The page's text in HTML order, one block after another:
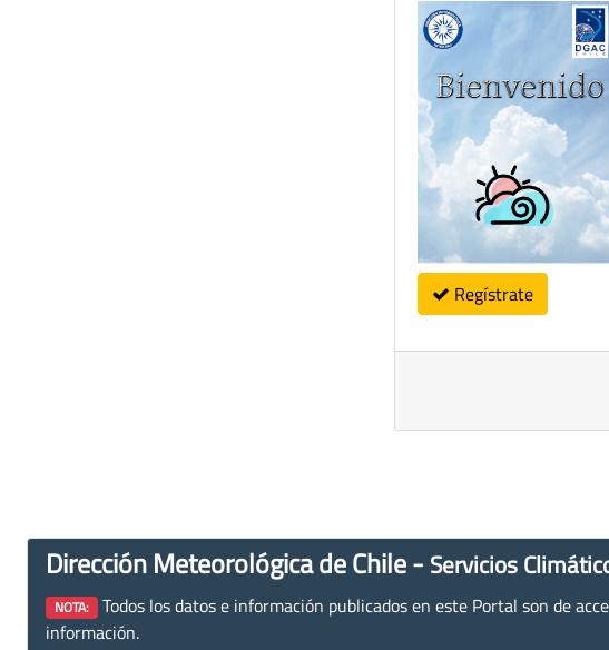
Regístrate
Dirección Meteorológica de Chile - Servicios
NOTA: Todos los datos e información publicados en este Portal son de
información.